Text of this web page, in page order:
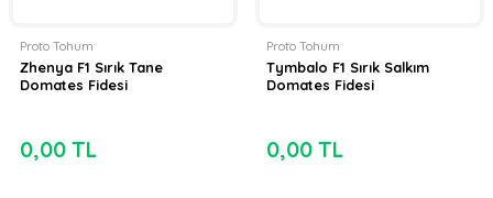
Proto Tohum
Zhenya F1 Sırık Tane
Domates Fidesi
0,00 TL
Proto Tohum
Tymbalo F1 Sırık Salkım
Domates Fidesi
0,00 TL